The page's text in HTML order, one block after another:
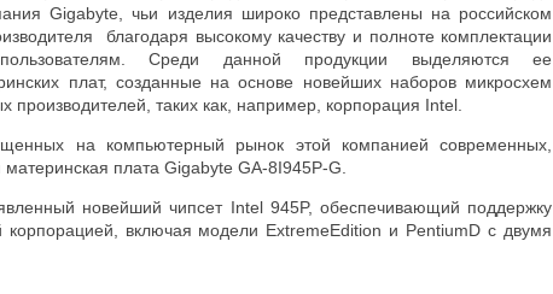
Gigabyte , чьи изделия широко представлены на российском
благодаря высокому качеству и полноте комплектации
Среди данной продукции выделяются ее
плат, созданные на основе новейших наборов микросхем
производителей, таких как, например, корпорация Intel.
на компьютерный рынок этой компанией современных,
плата Gigabyte GA-8I945P-G.
новейший чипсет Intel 945P, обеспечивающий поддержку
корпорацией, включая модели ExtremeEdition и PentiumD с двумя